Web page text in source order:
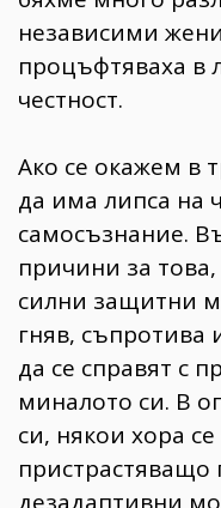
независими
процъфтяваха в
честност.
Ако се окажем в
да има липса на
самосъзнание.
причини за
силни защитни
гняв, съпротива
да се справят с
миналото си. В
си, някои хора